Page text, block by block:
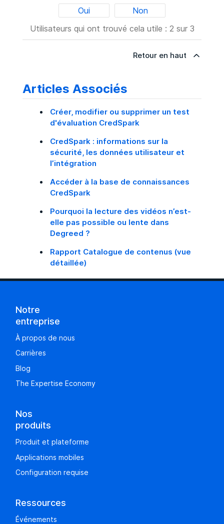
Oui
Non
Utilisateurs qui ont trouvé cela utile : 2 sur 3
Retour en haut
Articles Associés
Créer, modifier ou supprimer un test
d'évaluation CredSpark
CredSpark : informations sur la
sécurité, les données utilisateur et
l’intégration
Accéder à la base de connaissances
CredSpark
Pourquoi la lecture des vidéos n’est-
elle pas possible ou lente dans
Degreed ?
Rapport Catalogue de contenus (vue
détaillée)
Notre
entreprise
À propos de nous
Carrières
Blog
The Expertise Economy
Nos
produits
Produit et plateforme
Applications mobiles
Configuration requise
Ressources
Événements